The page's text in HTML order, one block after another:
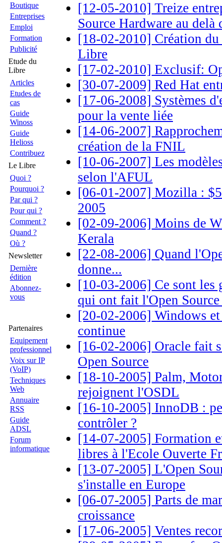
Boutique
Entreprises
Emploi
Formation
Publicité
Etude du
Libre
Articles
Etudes de
cas
Guide
Winoss
Guide
Helioss
Contribuez
Le Libre
Quoi ?
Pourquoi ?
Par qui ?
Pour qui ?
Comment ?
Quand ?
Où ?
Newsletter
Dernière
édition
Abonnez-
vous
Partenaires
Equipement
professionnel
Voix sur IP
(VoIP)
Techniques
Web
Annuaire
RSS
Guide
ADSL
Forum
informatique
[12-05-2010] Treize
Source Hardware au
[18-02-2010] Création
Libre
[17-02-2010] Exclusif:
[30-07-2009] Red Hat
[17-06-2008] Systèmes
pour la vente liée
[14-06-2007]
création de la FNIL
[10-06-2007] Les
selon l'AFUL
[06-01-2007] Mozilla :
2005
[02-09-2006] Moins de
Kerala
[22-08-2006] Quand
donne...
[10-03-2006] Ce sont les
qui ont fait l'Open Source
[20-02-2006] Windows
continue
[16-02-2006] Oracle fait
Open Source
[18-10-2005] Palm,
rejoignent l'OSDL
[16-10-2005] InnoDB :
contrôler ?
[14-07-2005] Formation
libres à l'Ecole Ouverte
[13-07-2005] L'Open
s'installe en Europe
[06-07-2005] Parts de
croissance
[17-06-2005] Ventes